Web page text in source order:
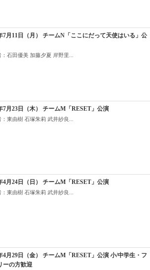
7月11日（月） チームN「ここにだって天使はいる」公
石田優美 加藤夕夏 岸野里...
7月23日（木） チームM「RESET」公演
東由樹 石塚朱莉 武井紗良...
4月24日（日） チームM「RESET」公演
東由樹 石塚朱莉 武井紗良...
4月29日（金） チームM「RESET」公演 小/中学生・フ
ーの方歓迎